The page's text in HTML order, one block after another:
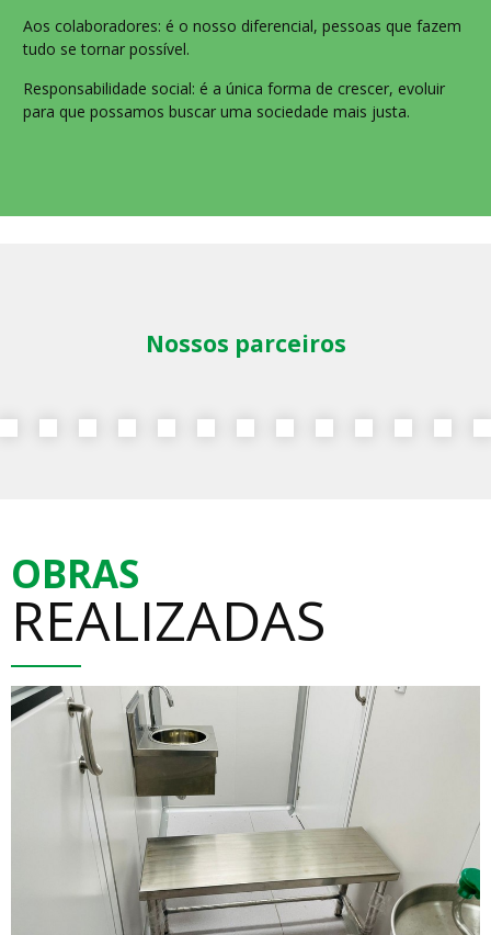
Aos colaboradores: é o nosso diferencial, pessoas que fazem
tudo se tornar possível.
Responsabilidade social: é a única forma de crescer, evoluir
para que possamos buscar uma sociedade mais justa.
Nossos parceiros
OBRAS
REALIZADAS